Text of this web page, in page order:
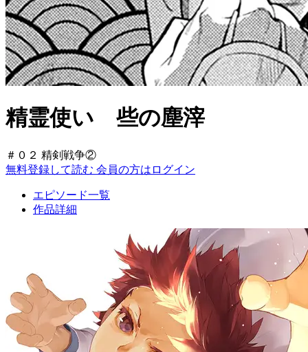
精霊使い 些の塵滓
＃０２ 精剣戦争②
無料登録して読む 会員の方はログイン
エピソード一覧
作品詳細